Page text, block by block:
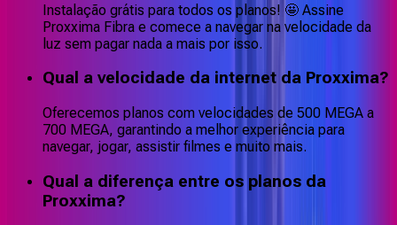
Instalação grátis para todos os planos! 🤩 Assine
Proxxima Fibra e comece a navegar na velocidade da
luz sem pagar nada a mais por isso.
Qual a velocidade da internet da Proxxima?
Oferecemos planos com velocidades de 500 MEGA a
700 MEGA, garantindo a melhor experiência para
navegar, jogar, assistir filmes e muito mais.
Qual a diferença entre os planos da
Proxxima?